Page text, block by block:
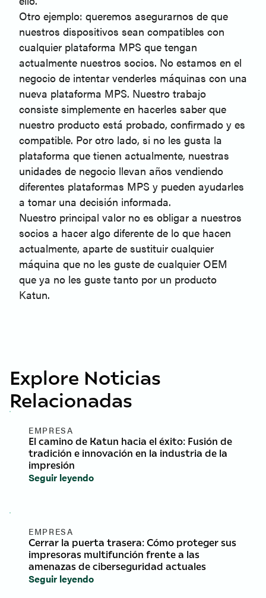
Otro ejemplo: queremos asegurarnos de que
nuestros dispositivos sean compatibles con
cualquier plataforma MPS que tengan
actualmente nuestros socios. No estamos en el
negocio de intentar venderles máquinas con una
nueva plataforma MPS. Nuestro trabajo
consiste simplemente en hacerles saber que
nuestro producto está probado, confirmado y es
compatible. Por otro lado, si no les gusta la
plataforma que tienen actualmente, nuestras
unidades de negocio llevan años vendiendo
diferentes plataformas MPS y pueden ayudarles
a tomar una decisión informada.
Nuestro principal valor no es obligar a nuestros
socios a hacer algo diferente de lo que hacen
actualmente, aparte de sustituir cualquier
máquina que no les guste de cualquier OEM
que ya no les guste tanto por un producto
Katun.
Explore Noticias
Relacionadas
EMPRESA
El camino de Katun hacia el éxito: Fusión de
tradición e innovación en la industria de la
impresión
Seguir leyendo
EMPRESA
Cerrar la puerta trasera: Cómo proteger sus
impresoras multifunción frente a las
amenazas de ciberseguridad actuales
Seguir leyendo